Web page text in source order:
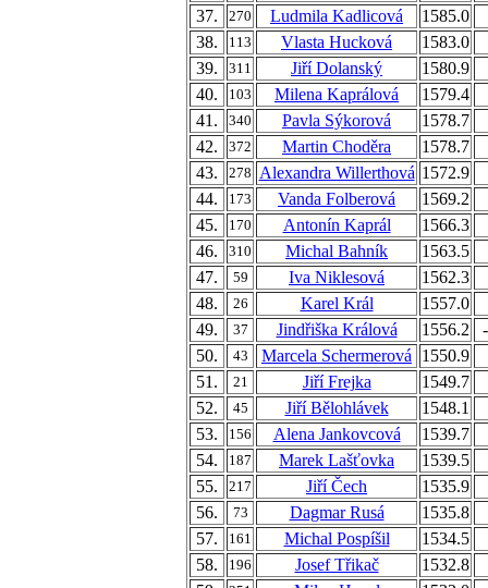
37.
270 Ludmila Kadlicová
1585.0
38.
113 Vlasta Hucková
1583.0
39.
311 Jiří Dolanský
1580.9
40.
103 Milena Kaprálová
1579.4
41.
340 Pavla Sýkorová
1578.7
42.
372 Martin Choděra
1578.7
43.
278 Alexandra Willerthová 1572.9
44.
173 Vanda Folberová
1569.2
45.
170 Antonín Kaprál
1566.3
46.
310 Michal Bahník
1563.5
47.
59 Iva Niklesová
1562.3
48.
26 Karel Král
1557.0
49.
37 Jindřiška Králová 1556.2
50.
43 Marcela Schermerová
1550.9
51.
21 Jiří Frejka
1549.7
52.
45 Jiří Bělohlávek
1548.1
53.
156 Alena Jankovcová
1539.7
54.
187 Marek Lašťovka
1539.5
55.
217 Jiří Čech
1535.9
56.
73 Dagmar Rusá
1535.8
57.
161 Michal Pospíšil
1534.5
58.
196 Josef Třikač
1532.8